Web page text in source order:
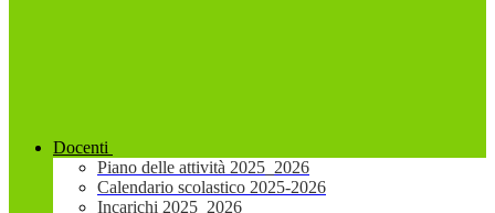
Docenti
Piano delle attività 2025_2026
Calendario scolastico 2025-2026
Incarichi 2025_2026